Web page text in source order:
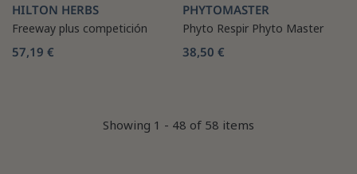
HILTON HERBS
Freeway plus competición
57,19 €
PHYTOMASTER
Phyto Respir Phyto Master
38,50 €
Showing 1 - 48 of 58 items